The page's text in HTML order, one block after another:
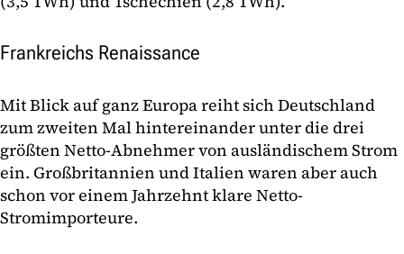
Frankreichs Renaissance
Mit Blick auf ganz Europa reiht sich Deutschland
zum zweiten Mal hintereinander unter die drei
größten Netto-Abnehmer von ausländischem Strom
ein. Großbritannien und Italien waren aber auch
schon vor einem Jahrzehnt klare Netto-
Stromimporteure.